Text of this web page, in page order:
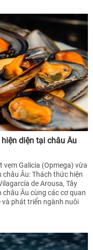
diện tại châu Âu
vẹm Galicia (Opmega) vừa
Âu: Thách thức hiện
de Arousa, Tây
châu Âu cùng các cơ quan
phát triển ngành nuôi